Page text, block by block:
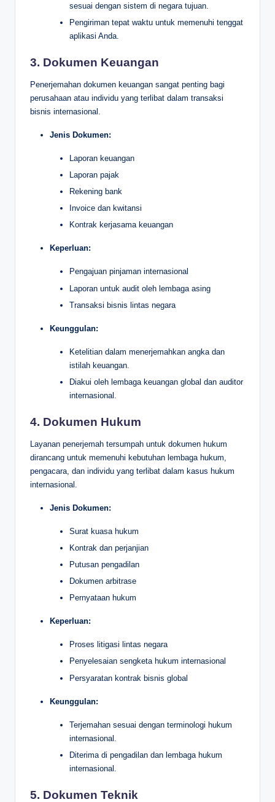
sesuai dengan sistem di negara tujuan.
Pengiriman tepat waktu untuk memenuhi tenggat
aplikasi Anda.
3. Dokumen Keuangan
Penerjemahan dokumen keuangan sangat penting bagi
perusahaan atau individu yang terlibat dalam transaksi
bisnis internasional.
Jenis Dokumen:
Laporan keuangan
Laporan pajak
Rekening bank
Invoice dan kwitansi
Kontrak kerjasama keuangan
Keperluan:
Pengajuan pinjaman internasional
Laporan untuk audit oleh lembaga asing
Transaksi bisnis lintas negara
Keunggulan:
Ketelitian dalam menerjemahkan angka dan
istilah keuangan.
Diakui oleh lembaga keuangan global dan auditor
internasional.
4. Dokumen Hukum
Layanan penerjemah tersumpah untuk dokumen hukum
dirancang untuk memenuhi kebutuhan lembaga hukum,
pengacara, dan individu yang terlibat dalam kasus hukum
internasional.
Jenis Dokumen:
Surat kuasa hukum
Kontrak dan perjanjian
Putusan pengadilan
Dokumen arbitrase
Pernyataan hukum
Keperluan:
Proses litigasi lintas negara
Penyelesaian sengketa hukum internasional
Persyaratan kontrak bisnis global
Keunggulan:
Terjemahan sesuai dengan terminologi hukum
internasional.
Diterima di pengadilan dan lembaga hukum
internasional.
5. Dokumen Teknik